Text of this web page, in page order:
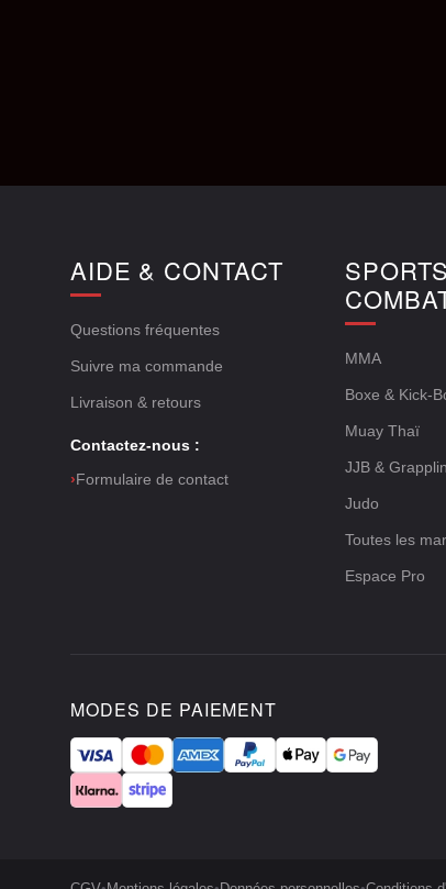
AIDE & CONTACT
Questions fréquentes
Suivre ma commande
Livraison & retours
Contactez-nous :
›Formulaire de contact
MMA
Boxe & Kick-
Muay Thaï
JJB &
Judo
Toutes les
Espace Pro
MODES DE PAIEMENT